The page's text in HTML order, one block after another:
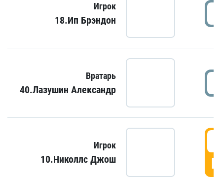
Игрок
18.Ип Брэндон
Вратарь
40.Лазушин Александр
Игрок
10.Николлс Джош